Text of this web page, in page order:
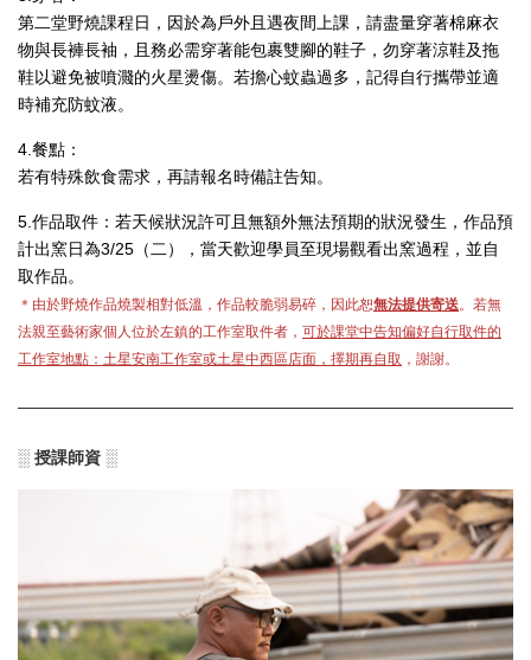
第二堂野燒課程日， 因於為戶外且遇夜間上課， 請盡量穿著棉麻衣
物與長褲長袖，且務必需穿著能包裹雙腳的鞋子，勿穿著涼鞋及拖
鞋以避免被噴濺的火星燙傷。若擔心蚊蟲過多，記得自行攜帶並適
時補充防蚊液。
4.餐點：
若有特殊飲食需求，再請報名時備註告知。
5.作品取件：若天候狀況許可且無額外無法預期的狀況發生，作品預
計出窯日為3/25（二），當天歡迎學員至現場觀看出窯過程，並自
取作品。
＊ 由於野燒作品燒製相對低溫，作品較脆弱易碎，因此恕無法提供寄送。 若無
法親至藝術家個人位於左鎮的工作室取件者， 可於課堂中告知偏好自行取件的
工作室地點：土星安南工作室或土星中西區店面，擇期再自取 ，謝謝。
░ 授課師資 ░